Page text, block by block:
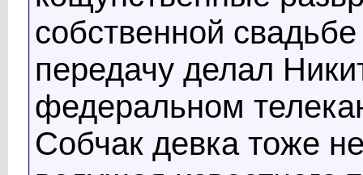
собственной
передачу делал
федеральном
Собчак девка тоже